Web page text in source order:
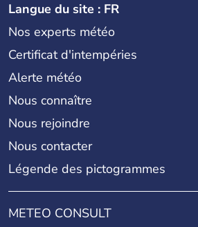
Langue du site : FR
Nos experts météo
Certificat d'intempéries
Alerte météo
Nous connaître
Nous rejoindre
Nous contacter
Légende des pictogrammes
METEO CONSULT